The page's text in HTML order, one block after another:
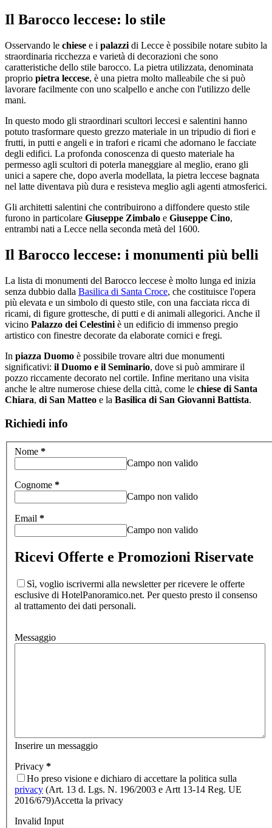
Il Barocco leccese: lo stile
Osservando le chiese e i palazzi di Lecce è possibile notare subito la
straordinaria ricchezza e varietà di decorazioni che sono
caratteristiche dello stile barocco. La pietra utilizzata, denominata
proprio pietra leccese, è una pietra molto malleabile che si può
lavorare facilmente con uno scalpello e anche con l'utilizzo delle
mani.
In questo modo gli straordinari scultori leccesi e salentini hanno
potuto trasformare questo grezzo materiale in un tripudio di fiori e
frutti, in putti e angeli e in trafori e ricami che adornano le facciate
degli edifici. La profonda conoscenza di questo materiale ha
permesso agli scultori di poterla maneggiare al meglio, erano gli
unici a sapere che, dopo averla modellata, la pietra leccese bagnata
nel latte diventava più dura e resisteva meglio agli agenti atmosferici.
Gli architetti salentini che contribuirono a diffondere questo stile
furono in particolare Giuseppe Zimbalo e Giuseppe Cino,
entrambi nati a Lecce nella seconda metà del 1600.
Il Barocco leccese: i monumenti più belli
La lista di monumenti del Barocco leccese è molto lunga ed inizia
senza dubbio dalla Basilica di Santa Croce, che costituisce l'opera
più elevata e un simbolo di questo stile, con una facciata ricca di
ricami, di figure grottesche, di putti e di animali allegorici. Anche il
vicino Palazzo dei Celestini è un edificio di immenso pregio
artistico con finestre decorate da elaborate cornici e fregi.
In piazza Duomo è possibile trovare altri due monumenti
significativi: il Duomo e il Seminario, dove si può ammirare il
pozzo riccamente decorato nel cortile. Infine meritano una visita
anche le altre numerose chiese della città, come le chiese di Santa
Chiara, di San Matteo e la Basilica di San Giovanni Battista.
Richiedi info
Nome *
Campo non valido
Cognome *
Campo non valido
Email *
Campo non valido
Ricevi Offerte e Promozioni Riservate
Sì, voglio iscrivermi alla newsletter per ricevere le offerte
esclusive di HotelPanoramico.net. Per questo presto il consenso
al trattamento dei dati personali.
Messaggio
Inserire un messaggio
Privacy *
Ho preso visione e dichiaro di accettare la politica sulla
privacy (Art. 13 d. Lgs. N. 196/2003 e Artt 13-14 Reg. UE
2016/679)Accetta la privacy
Invalid Input